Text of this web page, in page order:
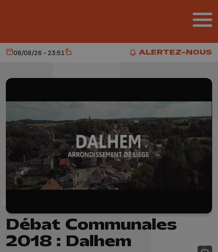
ALERTEZ-NOUS
ALERTEZ-NOUS
Aujourd'hui
08/08/26 - 23:51 Météo
Débat Communales
2018 : Dalhem